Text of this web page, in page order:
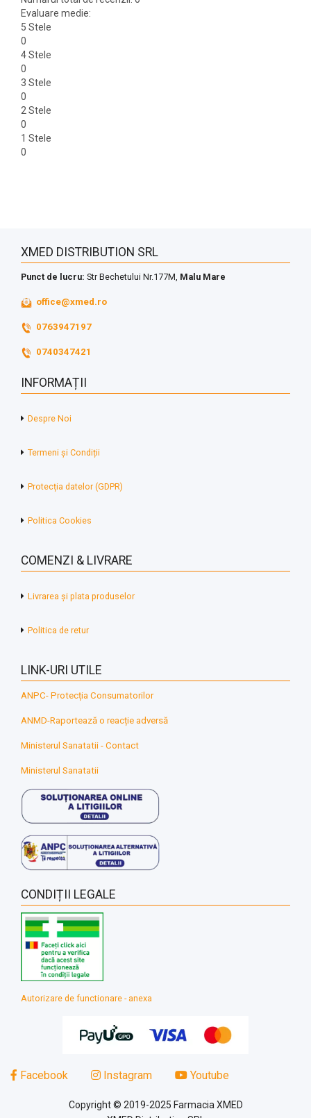
Evaluare medie:
5 Stele
0
4 Stele
0
3 Stele
0
2 Stele
0
1 Stele
0
XMED DISTRIBUTION SRL
Punct de lucru: Str Bechetului Nr.177M, Malu Mare
office@xmed.ro
0763947197
0740347421
INFORMAȚII
Despre Noi
Termeni și Condiții
Protecția datelor (GDPR)
Politica Cookies
COMENZI & LIVRARE
Livrarea și plata produselor
Politica de retur
LINK-URI UTILE
ANPC- Protecția Consumatorilor
ANMD-Raportează o reacție adversă
Ministerul Sanatatii - Contact
Ministerul Sanatatii
CONDIȚII LEGALE
Autorizare de functionare - anexa
Facebook Instagram Youtube
Copyright © 2019-2025 Farmacia XMED